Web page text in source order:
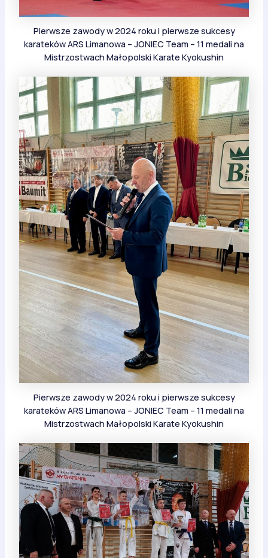
Pierwsze zawody w 2024 roku i pierwsze sukcesy
karateków ARS Limanowa – JONIEC Team – 11 medali na
Mistrzostwach Małopolski Karate Kyokushin
Pierwsze zawody w 2024 roku i pierwsze sukcesy
karateków ARS Limanowa – JONIEC Team – 11 medali na
Mistrzostwach Małopolski Karate Kyokushin